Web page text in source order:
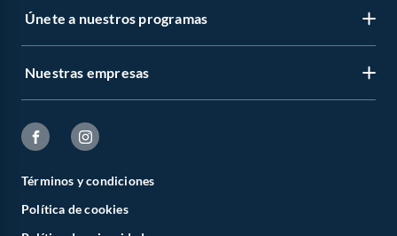
Únete a nuestros programas
Nuestras empresas
Términos y condiciones
Política de cookies